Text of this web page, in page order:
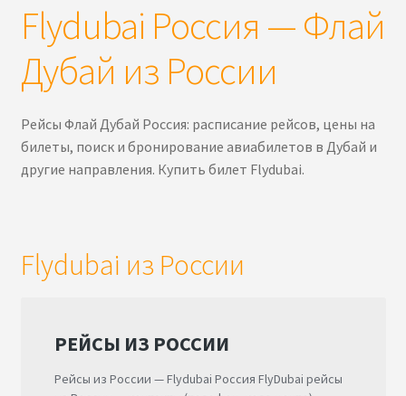
Flydubai Россия — Флай
Дубай из России
Рейсы Флай Дубай Россия: расписание рейсов, цены на
билеты, поиск и бронирование авиабилетов в Дубай и
другие направления. Купить билет Flydubai.
Flydubai из России